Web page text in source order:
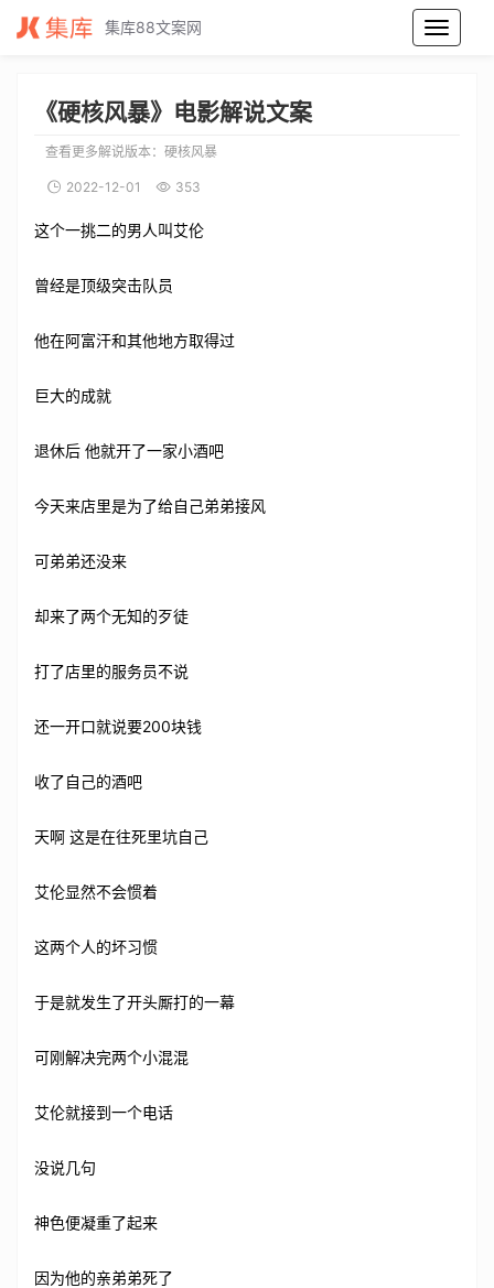
硬核风暴电影解说文案_硬核风暴电影解说词_硬核风暴电影解说稿
集库88文案网
《硬核风暴》电影解说文案
查看更多解说版本： 硬核风暴
2022-12-01 353
这个一挑二的男人叫艾伦
曾经是顶级突击队员
他在阿富汗和其他地方取得过
巨大的成就
退休后 他就开了一家小酒吧
今天来店里是为了给自己弟弟接风
可弟弟还没来
却来了两个无知的歹徒
打了店里的服务员不说
还一开口就说要200块钱
收了自己的酒吧
天啊 这是在往死里坑自己
艾伦显然不会惯着
这两个人的坏习惯
于是就发生了开头厮打的一幕
可刚解决完两个小混混
艾伦就接到一个电话
没说几句
神色便凝重了起来
因为他的亲弟弟死了